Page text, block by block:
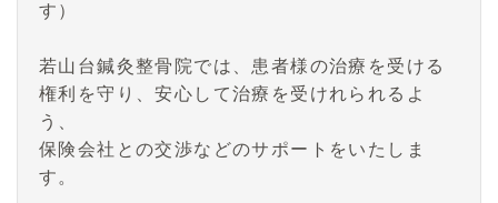
す）
若山台鍼灸整骨院では、患者様の治療を受ける
権利を守り、安心して治療を受けれられるよ
う、
保険会社との交渉などのサポートをいたしま
す。